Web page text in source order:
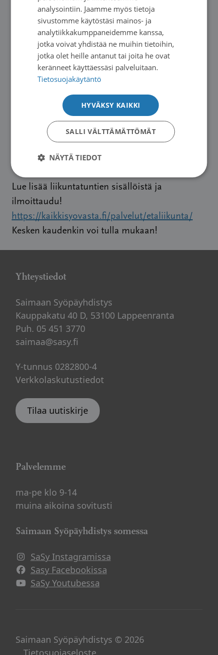
Syöpäjärjestöjen etäliikunta- ja rentoutustunnit
ovat maksuttomia ja ne on suunniteltu syöpään
sairastuneille ja heidän läheisilleen. Tarjolla on
mm. rentoutusta, lihaskuntoharjoittelua sekä
rytmillistä liikuntaa. Uutena kevätkaudella 2026
Muita uusia tunteja ovat maanantain Asahi-
tunti, kuntonyrkkeilytunti joka toinen torstai
sekä perjantaiaamuisin lempeä aamuflow ja
Etäliikunta kevät 2026 ohjelma
Lue lisää liikuntatuntien sisällöistä ja
ilmoittaudu!
https://kaikkisyovasta.fi/palvelut/etaliikunta/
Kesken kaudenkin voi tulla mukaan!
Yhteystiedot
Saimaan Syöpäyhdistys
Kauppakatu 40 D, 53100 Lappeenranta
Puh. 05 451 3770
saimaa@sasy.fi
Y-tunnus 0282800-4
Verkkolaskutustiedot
Tilaa uutiskirje
Palvelemme
ma-pe klo 9-14
muina aikoina sovitusti
Saimaan Syöpäyhdistys somessa
SaSy Instagramissa
Avautuu uuteen ikkunaan
Sasy Facebookissa
Avautuu uuteen ikkunaan
SaSy Youtubessa
Avautuu uuteen ikkunaan
Saimaan Syöpäyhdistys © 2026
Tietosuojaseloste
analysointiin. Jaamme myös tietoja
sivustomme käytöstäsi mainos- ja
analytiikkakumppaneidemme kanssa,
jotka voivat yhdistää ne muihin tietoihin,
jotka olet heille antanut tai joita he ovat
keränneet käyttäessäsi palveluitaan.
Tietosuojakäytäntö
HYVÄKSY KAIKKI
SALLI VÄLTTÄMÄTTÖMÄT
NÄYTÄ TIEDOT